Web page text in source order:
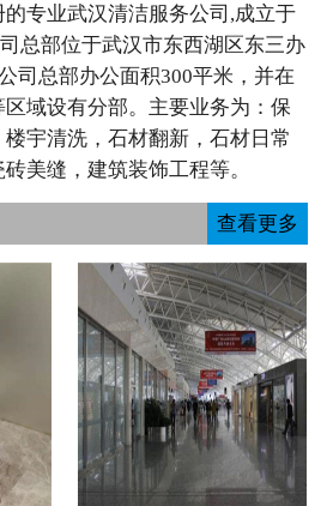
专业武汉清洁服务公司,成立于
总部位于武汉市东西湖区东三办
司总部办公面积300平米，并在
域设有分部。主要业务为：保
宇清洗，石材翻新，石材日常
美缝，建筑装饰工程等。
查看更多